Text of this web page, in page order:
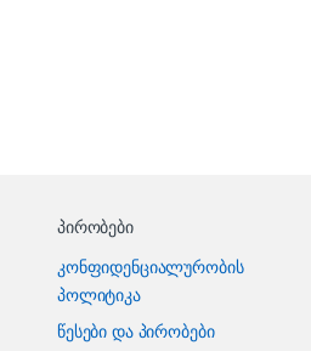
პირობები
კონფიდენციალურობის
პოლიტიკა
წესები და პირობები